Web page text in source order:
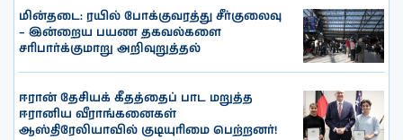
மின்தடை: ரயில் போக்குவரத்து சீர்குலைவு
– இன்றைய பயண தகவல்களை
சரிபார்க்குமாறு அறிவுறுத்தல்
ஈரான் தேசியக் கீதத்தைப் பாட மறுத்த
ஈரானிய வீராங்கனைகள்
ஆஸ்திரேலியாவில் குடியுரிமை பெற்றனர்!